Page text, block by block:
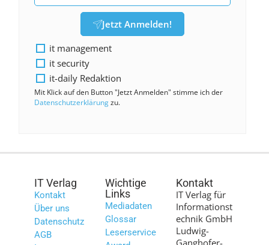
Jetzt Anmelden!
it management
it security
it-daily Redaktion
Mit Klick auf den Button "Jetzt Anmelden" stimme ich der
Datenschutzerklärungzu.
IT Verlag
Kontakt
Über uns
Datenschutz
AGB
Wichtige
Links
Mediadaten
Glossar
Leserservice
Kontakt
IT Verlag für
Informationst
echnik GmbH
Ludwig-